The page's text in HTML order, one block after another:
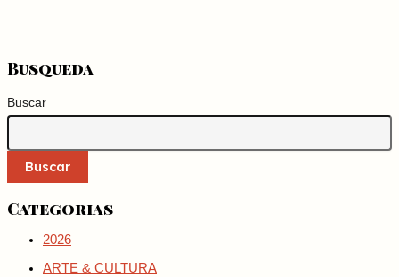
Busqueda
Buscar
Buscar
Categorias
2026
ARTE & CULTURA